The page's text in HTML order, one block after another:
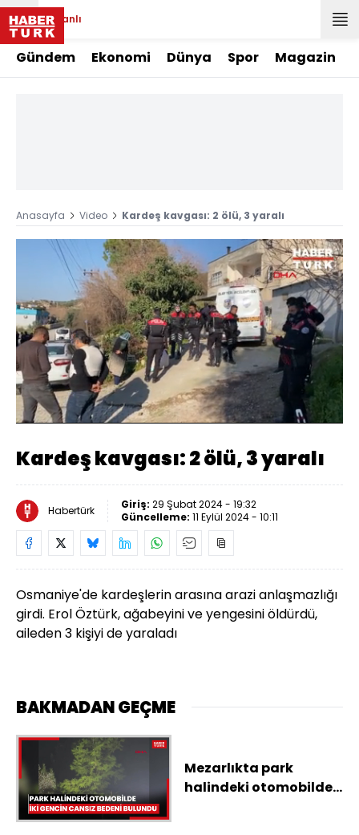
Canlı
Gündem Ekonomi Dünya Spor Magazin
Anasayfa Video Kardeş kavgası: 2 ölü, 3 yaralı
Sesi
Aç
Yüklendi:
41.98%
Oynatma
Hızı
Kardeş kavgası: 2 ölü, 3 yaralı
Habertürk Giriş: 29 Şubat 2024 - 19:32
Güncelleme: 11 Eylül 2024 - 10:11
Osmaniye'de kardeşlerin arasına arazi anlaşmazlığı
girdi. Erol Öztürk, ağabeyini ve yengesini öldürdü,
aileden 3 kişiyi de yaraladı
BAKMADAN GEÇME
Mezarlıkta park
halindeki otomobilde